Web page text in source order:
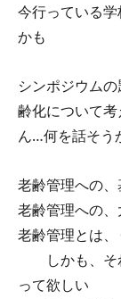
今行っている
かも
シンポジウム
齢化について
ん…何を話そう
老齢管理への
老齢管理への
老齢管理とは
しかも、そ
って欲しい